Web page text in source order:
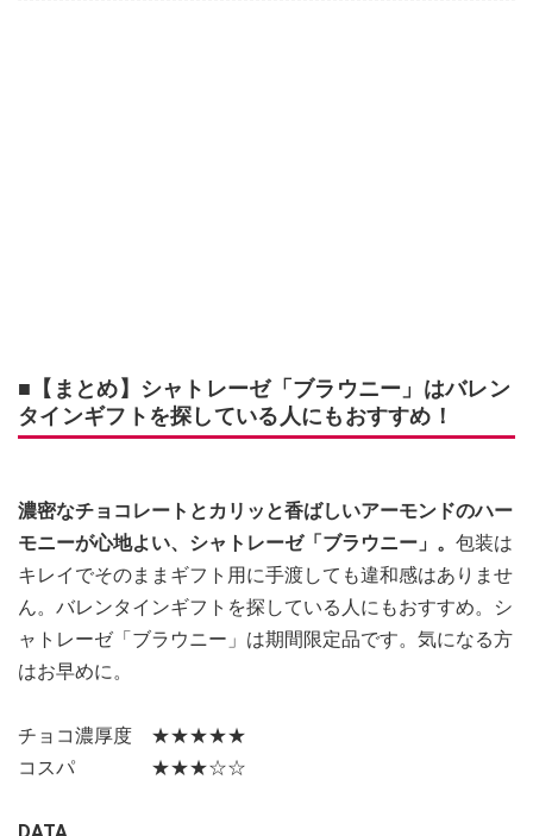
■【まとめ】シャトレーゼ「ブラウニー」はバレン
タインギフトを探している人にもおすすめ！
濃密なチョコレートとカリッと香ばしいアーモンドのハー
モニーが心地よい、シャトレーゼ「ブラウニー」。 包装は
キレイでそのままギフト用に手渡しても違和感はありませ
ん。バレンタインギフトを探している人にもおすすめ。シ
ャトレーゼ「ブラウニー」は期間限定品です。気になる方
はお早めに。
チョコ濃厚度 ★★★★★
コスパ ★★★☆☆